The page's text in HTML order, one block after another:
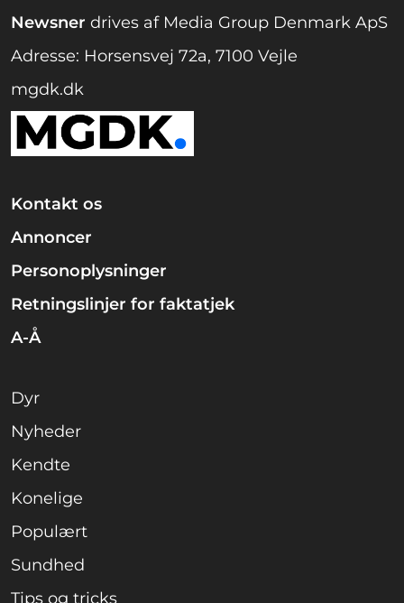
Newsner drives af Media Group Denmark ApS
Adresse: Horsensvej 72a, 7100 Vejle
mgdk.dk
Kontakt os
Annoncer
Personoplysninger
Retningslinjer for faktatjek
A-Å
Dyr
Nyheder
Kendte
Konelige
Populært
Sundhed
Tips og tricks